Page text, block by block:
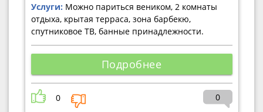
Услуги: Можно париться веником, 2 комнаты
отдыха, крытая терраса, зона барбекю,
спутниковое ТВ, банные принадлежности.
Подробнее
0 0